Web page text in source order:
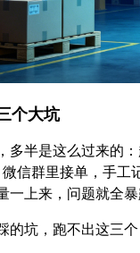
个大坑
多半是这么过来的
信群里接单，手工
上来，问题就全暴
坑，跑不出这三个